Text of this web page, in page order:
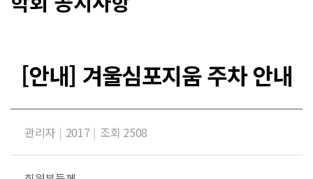
[안내] 겨울심포지움 주차 안내
관리자 | 2017 | 조회 2508